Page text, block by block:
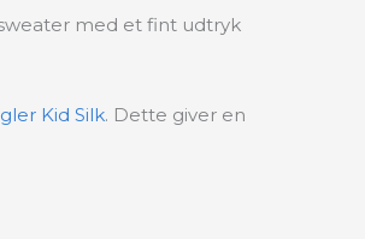
med et fint udtryk
Kid Silk. Dette giver en